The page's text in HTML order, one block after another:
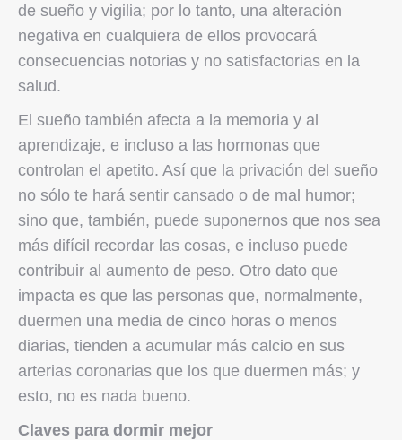
de sueño y vigilia; por lo tanto, una alteración
negativa en cualquiera de ellos provocará
consecuencias notorias y no satisfactorias en la
salud.
El sueño también afecta a la memoria y al
aprendizaje, e incluso a las hormonas que
controlan el apetito. Así que la privación del sueño
no sólo te hará sentir cansado o de mal humor;
sino que, también, puede suponernos que nos sea
más difícil recordar las cosas, e incluso puede
contribuir al aumento de peso. Otro dato que
impacta es que las personas que, normalmente,
duermen una media de cinco horas o menos
diarias, tienden a acumular más calcio en sus
arterias coronarias que los que duermen más; y
esto, no es nada bueno.
Claves para dormir mejor